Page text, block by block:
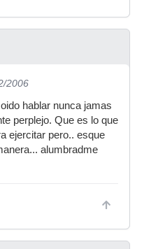
2006
hablar nunca jamas
perplejo. Que es lo que
ejercitar pero.. esque
alumbradme